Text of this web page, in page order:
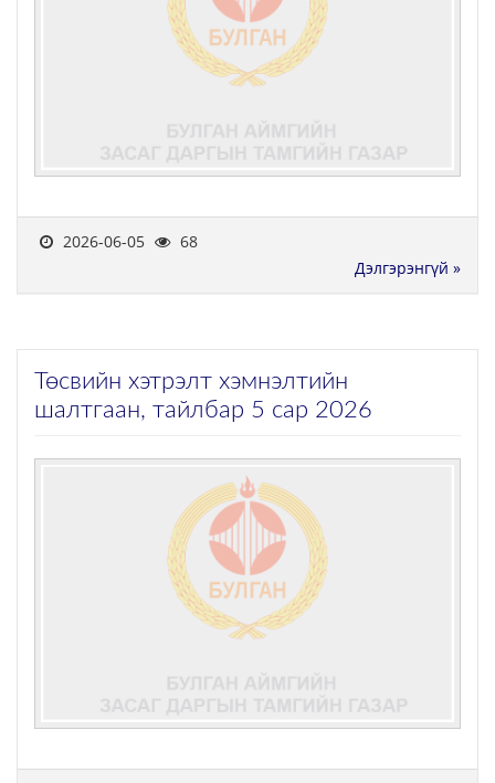
2026-06-05
68
Дэлгэрэнгүй »
Төсвийн хэтрэлт хэмнэлтийн
шалтгаан, тайлбар 5 сар 2026